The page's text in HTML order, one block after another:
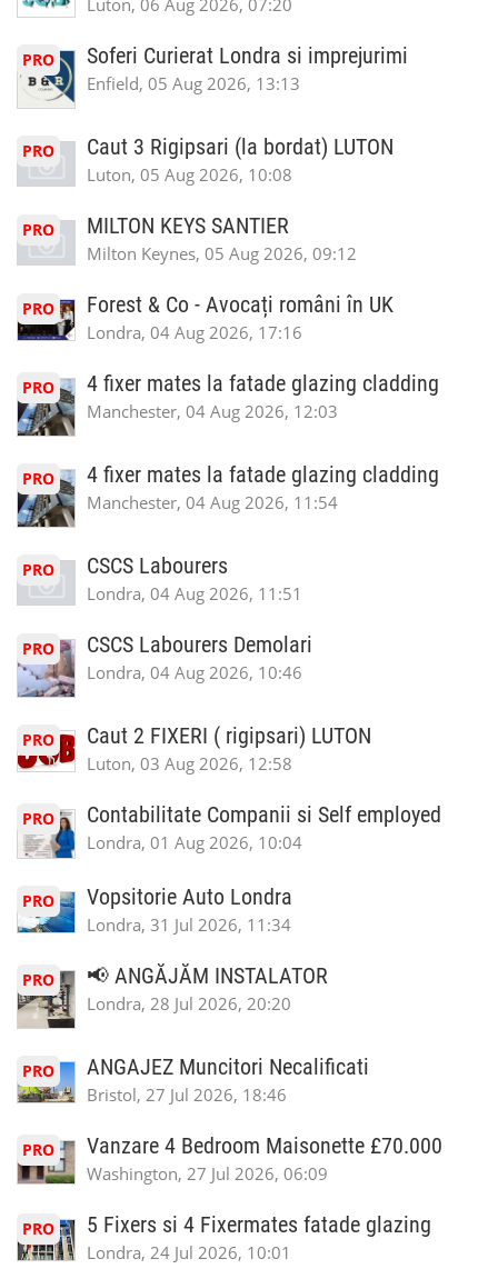
Luton, 06 Aug 2026, 07:20
PRO Soferi Curierat Londra si imprejurimi
Enfield, 05 Aug 2026, 13:13
PRO Caut 3 Rigipsari (la bordat) LUTON
Luton, 05 Aug 2026, 10:08
PRO MILTON KEYS SANTIER
Milton Keynes, 05 Aug 2026, 09:12
PRO Forest & Co - Avocați români în UK
Londra, 04 Aug 2026, 17:16
PRO 4 fixer mates la fatade glazing cladding
Manchester, 04 Aug 2026, 12:03
PRO 4 fixer mates la fatade glazing cladding
Manchester, 04 Aug 2026, 11:54
PRO CSCS Labourers
Londra, 04 Aug 2026, 11:51
PRO CSCS Labourers Demolari
Londra, 04 Aug 2026, 10:46
PRO Caut 2 FIXERI ( rigipsari) LUTON
Luton, 03 Aug 2026, 12:58
PRO Contabilitate Companii si Self employed
Londra, 01 Aug 2026, 10:04
PRO Vopsitorie Auto Londra
Londra, 31 Jul 2026, 11:34
PRO 📢 ANGĂJĂM INSTALATOR
Londra, 28 Jul 2026, 20:20
PRO ANGAJEZ Muncitori Necalificati
Bristol, 27 Jul 2026, 18:46
PRO Vanzare 4 Bedroom Maisonette £70.000
Washington, 27 Jul 2026, 06:09
PRO 5 Fixers si 4 Fixermates fatade glazing
Londra, 24 Jul 2026, 10:01